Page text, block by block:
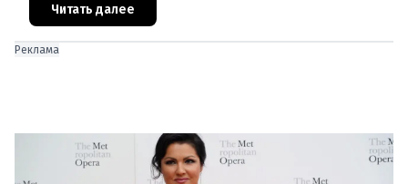
статусэкспериментальной и прогрессивной
Читать далее
Реклама